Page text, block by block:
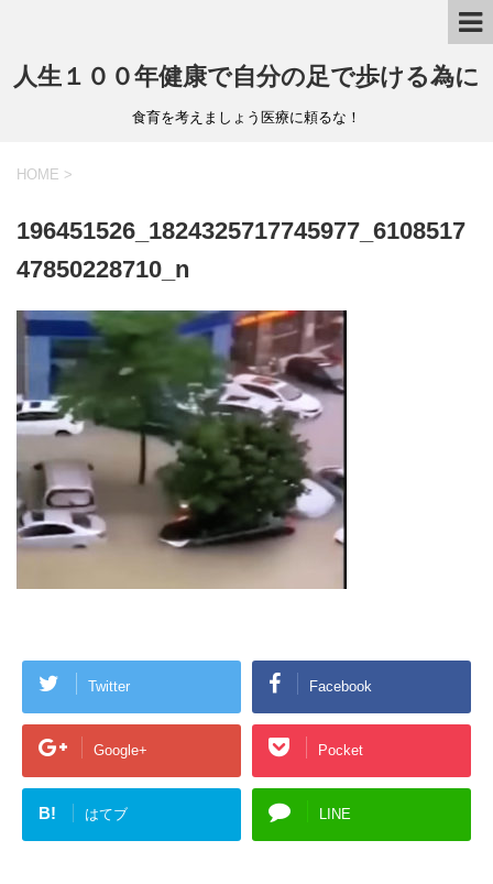
人生１００年健康で自分の足で歩ける為に
食育を考えましょう医療に頼るな！
HOME >
196451526_1824325717745977_6108517
47850228710_n
Twitter Facebook
Google+ Pocket
B! はてブ LINE